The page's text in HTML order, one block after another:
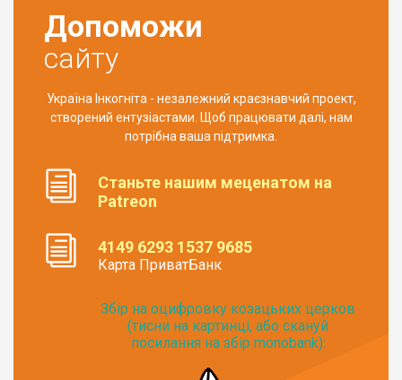
Допоможи
сайту
Україна Інкогніта - незалежний краєзнавчий проект,
створений ентузіастами. Щоб працювати далі, нам
потрібна ваша підтримка.
Станьте нашим меценатом на
Patreon
4149 6293 1537 9685
Карта ПриватБанк
Збір на оцифровку козацьких церков
(тисни на картинці, або скануй
посилання на збір monobank):